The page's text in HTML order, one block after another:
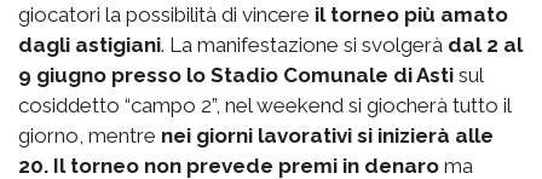
giocatori la possibilità di vincere il torneo più amato
dagli astigiani. La manifestazione si svolgerà dal 2 al
9 giugno presso lo Stadio Comunale di Asti sul
cosiddetto “campo 2”, nel weekend si giocherà tutto il
giorno, mentre nei giorni lavorativi si inizierà alle
20. Il torneo non prevede premi in denaro ma